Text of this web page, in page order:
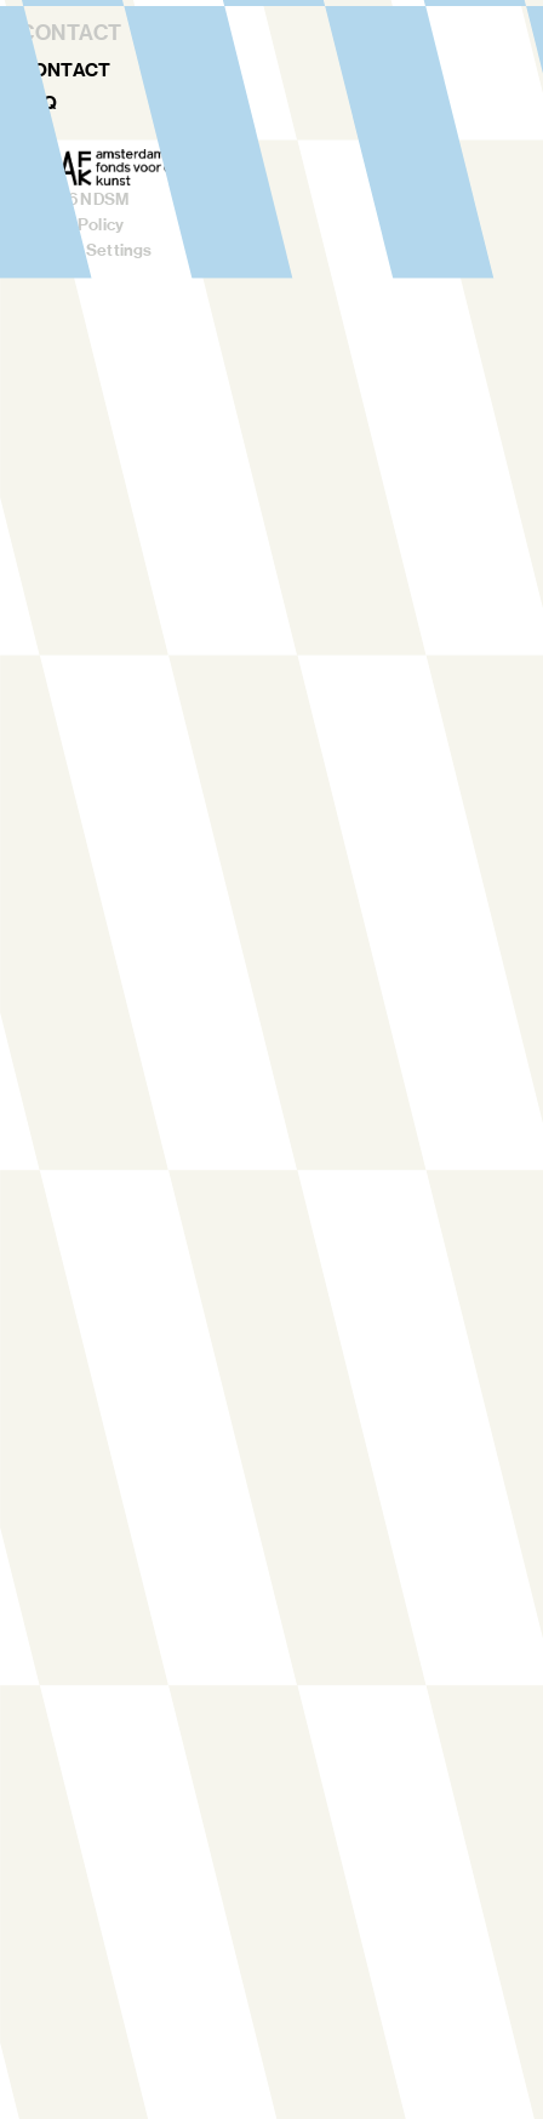
CONTACT
CONTACT
FAQ
2026NDSM
Privacy Policy
Cookies Settings